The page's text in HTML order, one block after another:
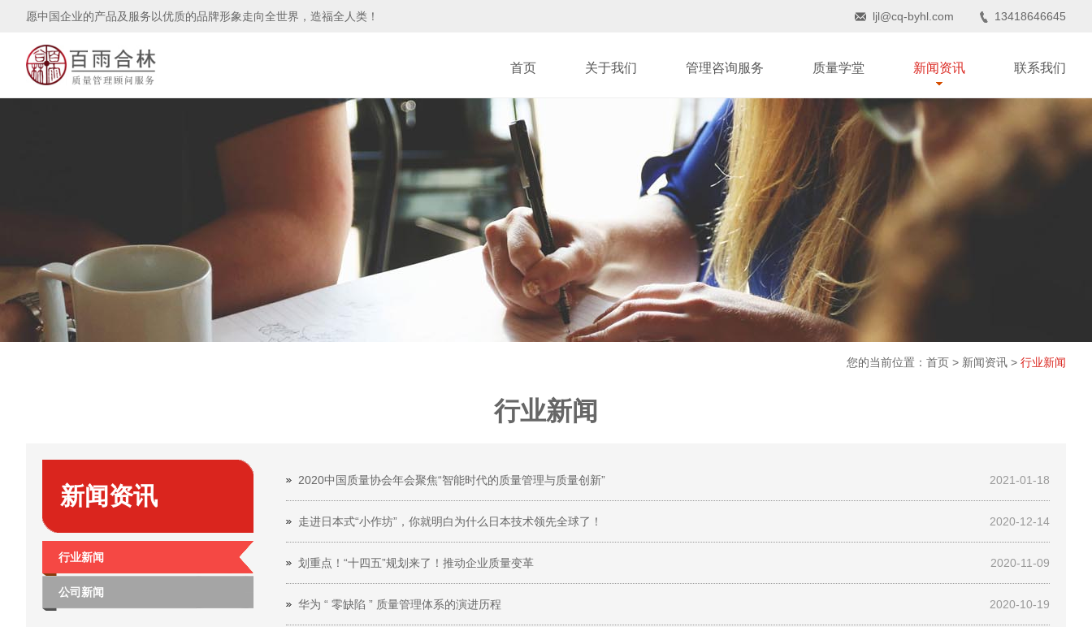
愿中国企业的产品及服务以优质的品牌形象走向全世界，造福全人类！ 13418646645
ljl@cq-byhl.com
首页 关于我们 管理咨询服务 质量学堂 新闻资讯 联系我们
您的当前位置： 首页 > 新闻资讯 > 行业新闻
行业新闻
新闻资讯
行业新闻
公司新闻
2021-01-18
2020中国质量协会年会聚焦“智能时代的质量管理与质量创新”
2020-12-14
走进日本式“小作坊”，你就明白为什么日本技术领先全球了！
2020-11-09
划重点！“十四五”规划来了！推动企业质量变革
2020-10-19
华为 “ 零缺陷 ” 质量管理体系的演进历程